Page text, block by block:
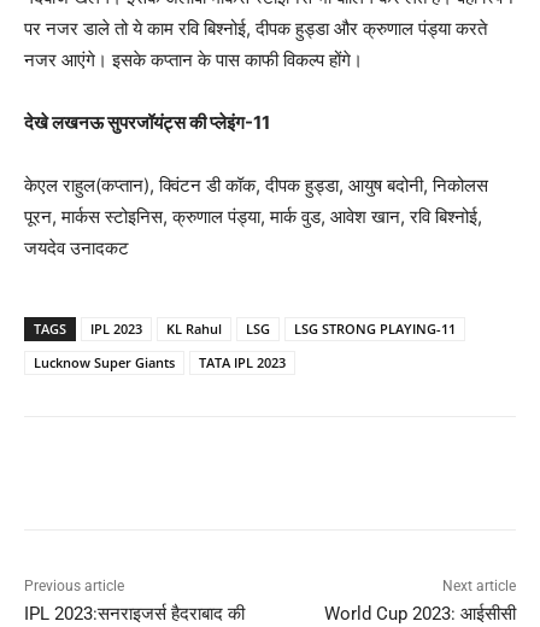
पर नजर डाले तो ये काम रवि बिश्नोई, दीपक हुड्डा और क्रुणाल पंड्या करते
नजर आएंगे। इसके कप्तान के पास काफी विकल्प होंगे।
देखे लखनऊ सुपरजॉयंट्स की प्लेइंग-11
केएल राहुल(कप्तान), क्विंटन डी कॉक, दीपक हुड्डा, आयुष बदोनी, निकोलस
पूरन, मार्कस स्टोइनिस, क्रुणाल पंड्या, मार्क वुड, आवेश खान, रवि बिश्नोई,
जयदेव उनादकट
TAGS IPL 2023 KL Rahul LSG
LSG STRONG PLAYING-11
Lucknow Super Giants
TATA IPL 2023
Previous article
IPL 2023:सनराइजर्स हैदराबाद की
Next article
World Cup 2023: आईसीसी